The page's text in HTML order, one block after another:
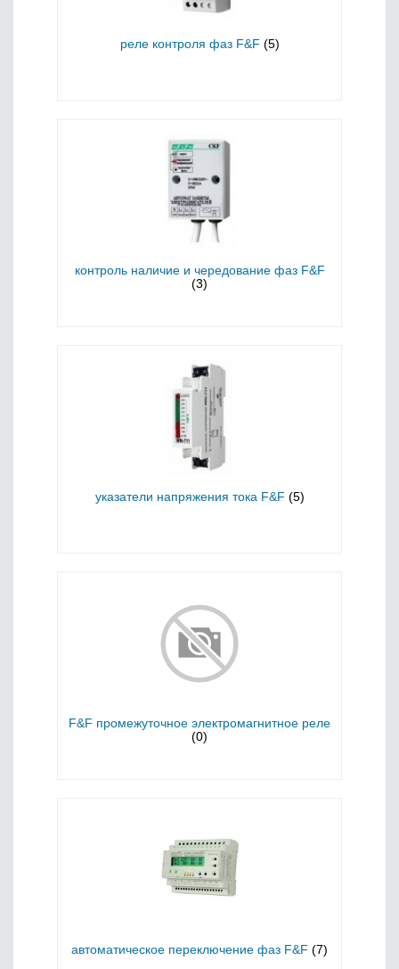
реле контроля фаз F&F (5)
контроль наличие и чередование фаз F&F
(3)
указатели напряжения тока F&F (5)
F&F промежуточное электромагнитное реле
(0)
автоматическое переключение фаз F&F (7)